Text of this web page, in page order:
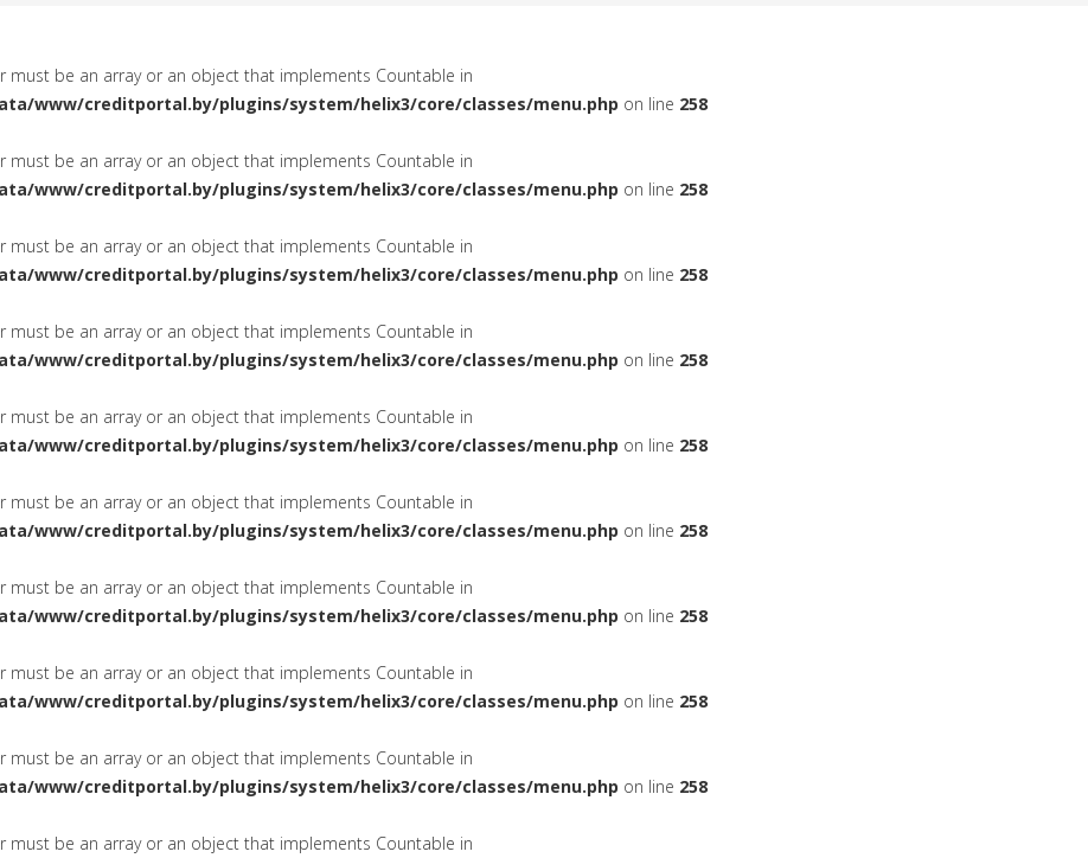
must be an array or an object that implements Countable in
www/creditportal.by/plugins/system/helix3/core/classes/menu.php on line 258
must be an array or an object that implements Countable in
www/creditportal.by/plugins/system/helix3/core/classes/menu.php on line 258
must be an array or an object that implements Countable in
www/creditportal.by/plugins/system/helix3/core/classes/menu.php on line 258
must be an array or an object that implements Countable in
www/creditportal.by/plugins/system/helix3/core/classes/menu.php on line 258
must be an array or an object that implements Countable in
www/creditportal.by/plugins/system/helix3/core/classes/menu.php on line 258
must be an array or an object that implements Countable in
www/creditportal.by/plugins/system/helix3/core/classes/menu.php on line 258
must be an array or an object that implements Countable in
www/creditportal.by/plugins/system/helix3/core/classes/menu.php on line 258
must be an array or an object that implements Countable in
www/creditportal.by/plugins/system/helix3/core/classes/menu.php on line 258
must be an array or an object that implements Countable in
www/creditportal.by/plugins/system/helix3/core/classes/menu.php on line 258
must be an array or an object that implements Countable in